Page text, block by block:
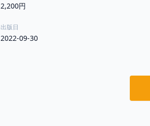
2,200円
出版日
2022-09-30